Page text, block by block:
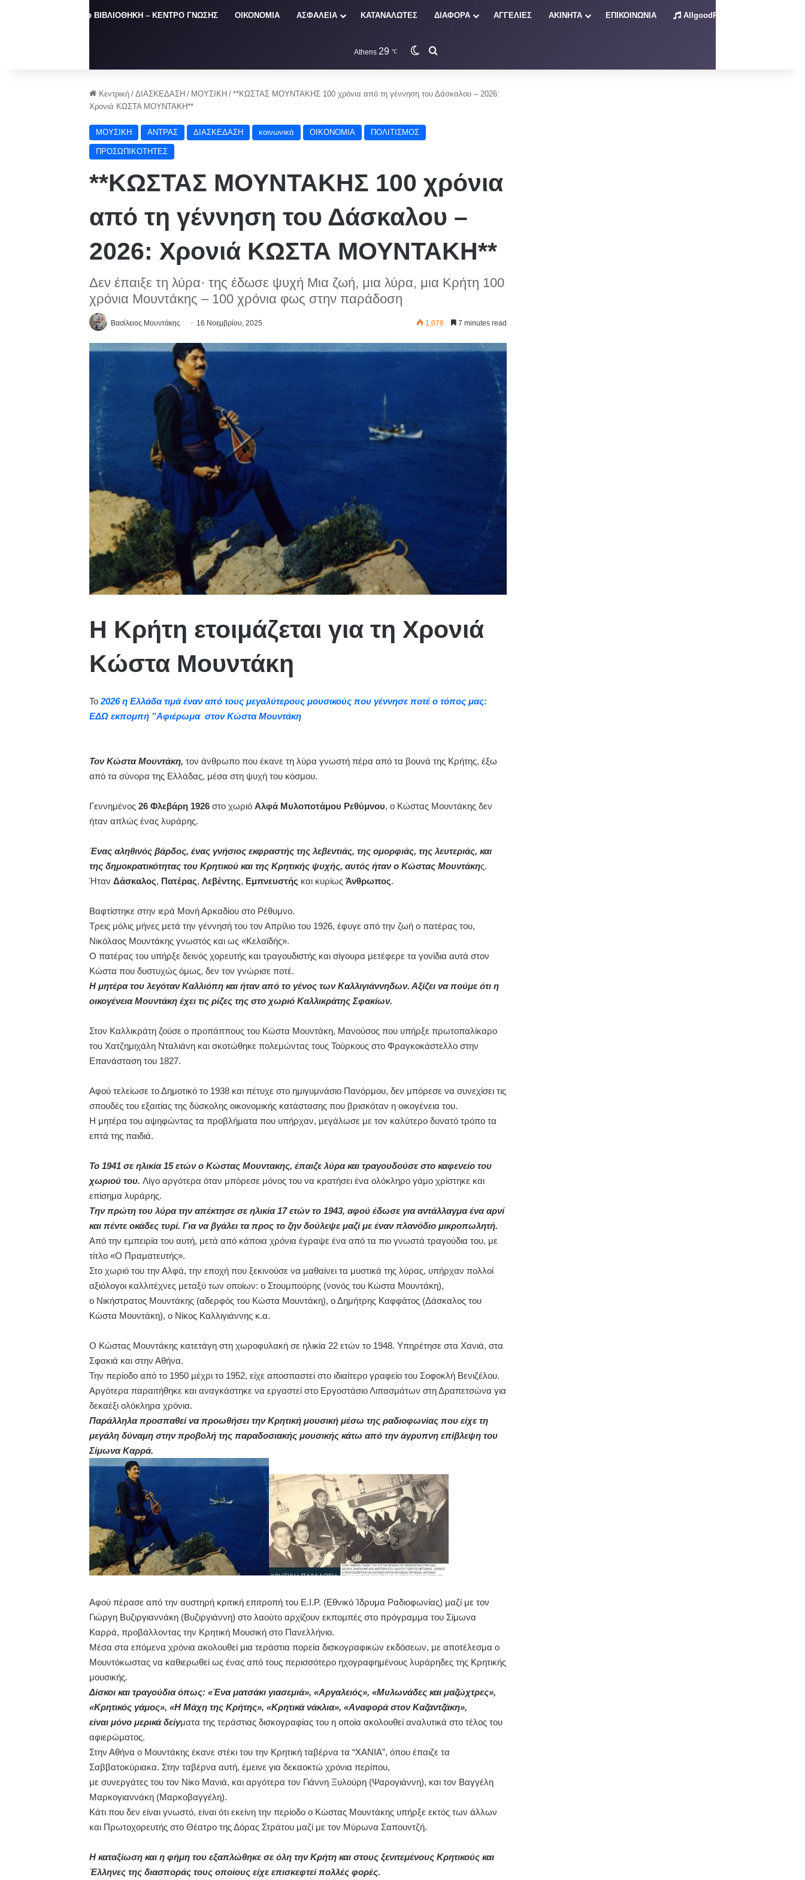
📚 ΒΙΒΛΙΟΘΗΚΗ – ΚΕΝΤΡΟ ΓΝΩΣΗΣ ΟΙΚΟΝΟΜΙΑ ΑΣΦΑΛΕΙΑ ΚΑΤΑΝΑΛΩΤΕΣ ΔΙΑΦΟΡΑ ΑΓΓΕΛΙΕΣ ΑΚΙΝΗΤΑ ΕΠΙΚΟΙΝΩΝΙΑ AllgoodRadio – Live
Athens 29 ℃ Switch skin
Κεντρική / ΔΙΑΣΚΕΔΑΣΗ / ΜΟΥΣΙΚΗ / **ΚΩΣΤΑΣ ΜΟΥΝΤΑΚΗΣ 100 χρόνια από τη γέννηση του Δάσκαλου – 2026:
Χρονιά ΚΩΣΤΑ ΜΟΥΝΤΑΚΗ**
ΜΟΥΣΙΚΗ ΑΝΤΡΑΣ ΔΙΑΣΚΕΔΑΣΗ κοινωνικά ΟΙΚΟΝΟΜΙΑ ΠΟΛΙΤΙΣΜΟΣ
ΠΡΟΣΩΠΙΚΟΤΗΤΕΣ
**ΚΩΣΤΑΣ ΜΟΥΝΤΑΚΗΣ 100 χρόνια
από τη γέννηση του Δάσκαλου –
2026: Χρονιά ΚΩΣΤΑ ΜΟΥΝΤΑΚΗ**
Δεν έπαιξε τη λύρα· της έδωσε ψυχή Μια ζωή, μια λύρα, μια Κρήτη 100
χρόνια Μουντάκης – 100 χρόνια φως στην παράδοση
Βασίλειος Μουντάκης 16 Νοεμβρίου, 2025 1,078 7 minutes read
Η Κρήτη ετοιμάζεται για τη Χρονιά
Kώστα Μουντάκη
Το2026 η Ελλάδα τιμά έναν από τους μεγαλύτερους μουσικούς που γέννησε ποτέ ο τόπος μας:
ΕΔΩ εκπομπή ”Αφιέρωμα στον Κώστα Μουντάκη
Τον Κώστα Μουντάκη, τον άνθρωπο που έκανε τη λύρα γνωστή πέρα από τα βουνά της Κρήτης, έξω
από τα σύνορα της Ελλάδας, μέσα στη ψυχή του κόσμου.
Γεννημένος26 Φλεβάρη 1926 στο χωριόΑλφά Μυλοποτάμου Ρεθύμνου, ο Κώστας Μουντάκης δεν
ήταν απλώς ένας λυράρης.
Ένας αληθινός βάρδος, ένας γνήσιος εκφραστής της λεβεντιάς, της ομορφιάς, της λευτεριάς, και
της δημοκρατικότητας του Κρητικού και της Κρητικής ψυχής, αυτός ήταν ο Κώστας Μουντάκης.
ΉτανΔάσκαλος, Πατέρας,Λεβέντης, Εμπνευστής και κυρίωςΆνθρωπος.
Βαφτίστηκε στην ιερά Μονή Αρκαδίου στο Ρέθυμνο.
Τρεις μόλις μήνες μετά την γέννησή του τον Απρίλιο του 1926, έφυγε από την ζωή ο πατέρας του,
Νικόλαος Μουντάκης γνωστός και ως «Κελαϊδής».
Ο πατέρας του υπήρξε δεινός χορευτής και τραγουδιστής και σίγουρα μετέφερε τα γονίδια αυτά στον
Κώστα που δυστυχώς όμως, δεν τον γνώρισε ποτέ.
Η μητέρα του λεγόταν Καλλιόπη και ήταν από το γένος των Καλλιγιάννηδων. Αξίζει να πούμε ότι η
οικογένεια Μουντάκη έχει τις ρίζες της στο χωριό Καλλικράτης Σφακίων.
Στον Καλλικράτη ζούσε ο προπάππους του Κώστα Μουντάκη, Μανούσος που υπήρξε πρωτοπαλίκαρο
του Χατζημιχάλη Νταλιάνη και σκοτώθηκε πολεμώντας τους Τούρκους στο Φραγκοκάστελλο στην
Επανάσταση του 1827.
Αφού τελείωσε το Δημοτικό το 1938 και πέτυχε στο ημιγυμνάσιο Πανόρμου, δεν μπόρεσε να συνεχίσει τις
σπουδές του εξαιτίας της δύσκολης οικονομικής κατάστασης που βρισκόταν η οικογένεια του.
Η μητέρα του αψηφώντας τα προβλήματα που υπήρχαν, μεγάλωσε με τον καλύτερο δυνατό τρόπο τα
επτά της παιδιά.
Το 1941 σε ηλικία 15 ετών ο Κώστας Μουντακης, έπαιζε λύρα και τραγουδούσε στο καφενείο του
χωριού του. Λίγο αργότερα όταν μπόρεσε μόνος του να κρατήσει ένα ολόκληρο γάμο χρίστηκε και
επίσημα λυράρης.
Την πρώτη του λύρα την απέκτησε σε ηλικία 17 ετών το 1943, αφού έδωσε για αντάλλαγμα ένα αρνί
και πέντε οκάδες τυρί. Για να βγάλει τα προς το ζην δούλεψε μαζί με έναν πλανόδιο μικροπωλητή.
Από την εμπειρία του αυτή, μετά από κάποια χρόνια έγραψε ένα από τα πιο γνωστά τραγούδια του, με
τίτλο «Ο Πραματευτής».
Στο χωριό του την Αλφά, την εποχή που ξεκινούσε να μαθαίνει τα μυστικά της λύρας, υπήρχαν πολλοί
αξιόλογοι καλλιτέχνες μεταξύ των οποίων: ο Στουμπούρης (νονός του Κώστα Μουντάκη),
ο Νικήστρατος Μουντάκης (αδερφός του Κώστα Μουντάκη), ο Δημήτρης Καφφάτος (Δάσκαλος του
Κώστα Μουντάκη), ο Νίκος Καλλιγιάννης κ.α.
Ο Κώστας Μουντάκης κατετάγη στη χωροφυλακή σε ηλικία 22 ετών το 1948. Υπηρέτησε στα Χανιά, στα
Σφακιά και στην Αθήνα.
Την περίοδο από το 1950 μέχρι το 1952, είχε αποσπαστεί στο ιδιαίτερο γραφείο του Σοφοκλή Βενιζέλου.
Αργότερα παραιτήθηκε και αναγκάστηκε να εργαστεί στο Εργοστάσιο Λιπασμάτων στη Δραπετσώνα για
δεκαέξι ολόκληρα χρόνια.
Παράλληλα προσπαθεί να προωθήσει την Κρητική μουσική μέσω της ραδιοφωνίας που είχε τη
μεγάλη δύναμη στην προβολή της παραδοσιακής μουσικής κάτω από την άγρυπνη επίβλεψη του
Σίμωνα Καρρά.
Αφού πέρασε από την αυστηρή κριτική επιτροπή του Ε.Ι.Ρ. (Εθνικό Ίδρυμα Ραδιοφωνίας) μαζί με τον
Γιώργη Βυζιργιαννάκη (Βυζιργιάννη) στο λαούτο αρχίζουν εκπομπές στο πρόγραμμα του Σίμωνα
Καρρά, προβάλλοντας την Κρητική Μουσική στο Πανελλήνιο.
Μέσα στα επόμενα χρόνια ακολουθεί μια τεράστια πορεία δισκογραφικών εκδόσεων, με αποτέλεσμα ο
Μουντόκωστας να καθιερωθεί ως ένας από τους περισσότερο ηχογραφημένους λυράρηδες της Κρητικής
μουσικής.
Δίσκοι και τραγούδια όπως: «Ένα ματσάκι γιασεμιά», «Αργαλειός», «Μυλωνάδες και μαζώχτρες»,
«Κρητικός γάμος», «Η Μάχη της Κρήτης», «Κρητικά νάκλια», «Αναφορά στον Καζαντζάκη»,
είναι μόνο μερικά δείγματα της τεράστιας δισκογραφίας του η οποία ακολουθεί αναλυτικά στο τέλος του
αφιερώματος.
Στην Αθήνα ο Μουντάκης έκανε στέκι του την Κρητική ταβέρνα τα “ΧΑΝΙΑ”, όπου έπαιζε τα
Σαββατοκύριακα. Στην ταβέρνα αυτή, έμεινε για δεκαοκτώ χρόνια περίπου,
με συνεργάτες του τον Νίκο Μανιά, και αργότερα τον Γιάννη Ξυλούρη (Ψαρογιάννη), και τον Βαγγέλη
Μαρκογιαννάκη (Μαρκοβαγγέλη).
Κάτι που δεν είναι γνωστό, είναι ότι εκείνη την περίοδο ο Κώστας Μουντάκης υπήρξε εκτός των άλλων
και Πρωτοχορευτής στο Θέατρο της Δόρας Στράτου μαζί με τον Μύρωνα Σαπουντζή.
Η καταξίωση και η φήμη του εξαπλώθηκε σε όλη την Κρήτη και στους ξενιτεμένους Κρητικούς και
Έλληνες της διασποράς τους οποίους είχε επισκεφτεί πολλές φορές.